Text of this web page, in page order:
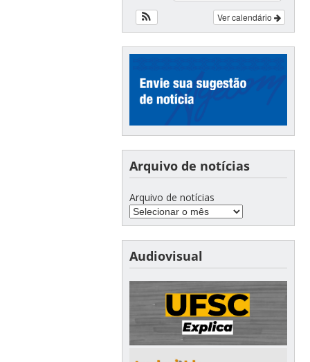
Ver calendário
Arquivo de notícias
Arquivo de notícias
Audiovisual